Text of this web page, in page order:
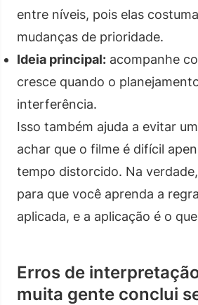
entre níveis, pois elas
mudanças de prioridade.
Ideia principal: acompanhe
cresce quando o
interferência.
Isso também ajuda a evitar
achar que o filme é difícil
tempo distorcido. Na
para que você aprenda a
aplicada, e a aplicação é o
Erros de
muita gente conclui